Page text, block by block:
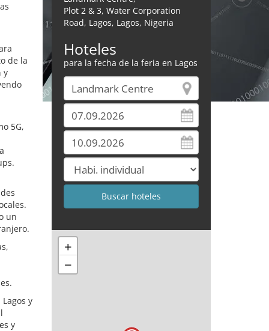
de la
y
5G,
un
y
y
Plot 2 & 3, Water Corporation
Road, Lagos, Lagos, Nigeria
Hoteles
para la fecha de la feria en Lagos
+
−